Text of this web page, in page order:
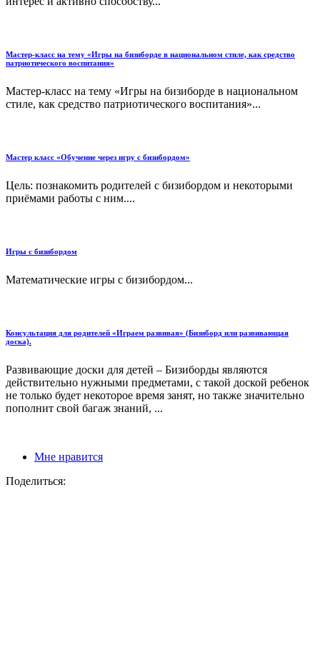
Мастер-класс на тему «Игры на бизиборде в национальном стиле, как средство
патриотического воспитания»
Мастер-класс на тему «Игры на бизиборде в национальном
стиле, как средство патриотического воспитания»...
Мастер класс «Обучение через игру с бизибордом»
Цель: познакомить родителей с бизибордом и некоторыми
приёмами работы с ним....
Игры с бизибордом
Математические игры с бизибордом...
Консультация для родителей «Играем развивая» (Бизиборд или развивающая
доска).
Развивающие доски для детей – Бизиборды являются
действительно нужными предметами, с такой доской ребенок
не только будет некоторое время занят, но также значительно
пополнит свой багаж знаний, ...
Мне нравится
Поделиться: